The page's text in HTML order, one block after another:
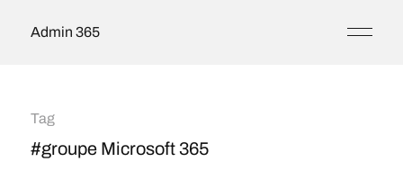
Admin 365
Tag
#groupe Microsoft 365